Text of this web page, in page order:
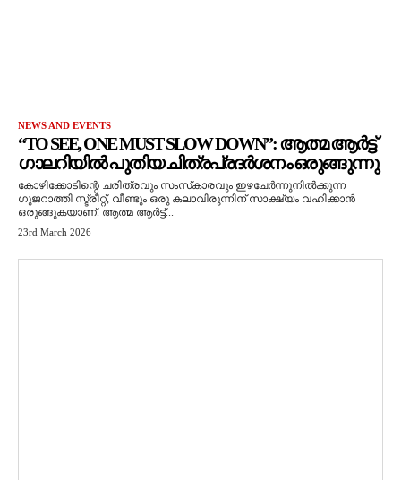
NEWS AND EVENTS
“TO SEE, ONE MUST SLOW DOWN”: ആത്മ ആർട്ട്
ഗാലറിയിൽ പുതിയ ചിത്രപ്രദർശനം ഒരുങ്ങുന്നു
കോഴിക്കോടിന്റെ ചരിത്രവും സംസ്‌കാരവും ഇഴചേർന്നുനിൽക്കുന്ന
ഗുജറാത്തി സ്ട്രീറ്റ്, വീണ്ടും ഒരു കലാവിരുന്നിന് സാക്ഷ്യം വഹിക്കാൻ
ഒരുങ്ങുകയാണ്. ആത്മ ആർട്ട്...
23rd March 2026